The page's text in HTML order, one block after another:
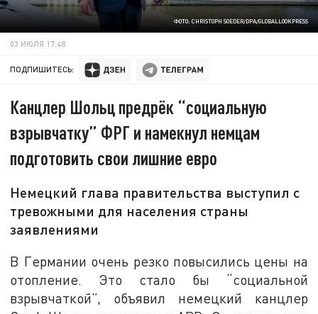
ФОТО: CHRISTOPH SOEDER/DPA/GLOBALLOOKPRESS
03 ИЮЛЯ 17:48
ПОДПИШИТЕСЬ:
Канцлер Шольц предрёк “социальную
взрывчатку” ФРГ и намекнул немцам
подготовить свои лишние евро
Немецкий глава правительства выступил с
тревожными для населения страны
заявлениями
В Германии очень резко повысились цены на
отопление. Это стало бы “социальной
взрывчаткой”, объявил немецкий канцлер